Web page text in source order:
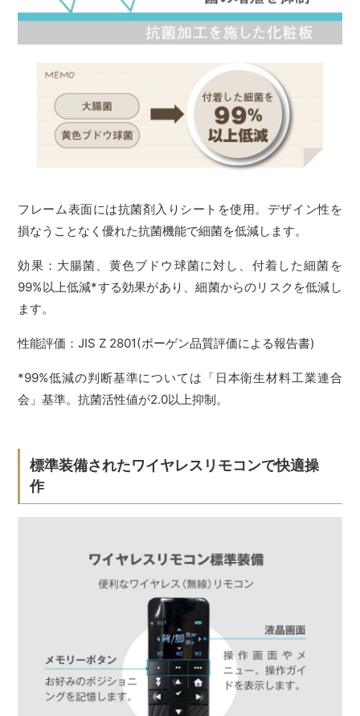
フレーム表面には抗菌剤入りシートを使用。デザイン性を
損なうことなく優れた抗菌機能で細菌を低減します。
効果：大腸菌、黄色ブドウ球菌に対し、付着した細菌を
99%以上低減*する効果があり、細菌からのリスクを低減し
ます。
性能評価：JIS Z 2801(ボーゲン品質評価による報告書)
*99%低減の判断基準については「日本衛生材料工業連合
会」基準。抗菌活性値が2.0以上抑制。
標準装備されたワイヤレスリモコンで快適操
作